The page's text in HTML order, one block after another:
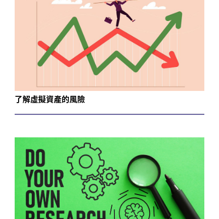
了解虛擬資產的風險